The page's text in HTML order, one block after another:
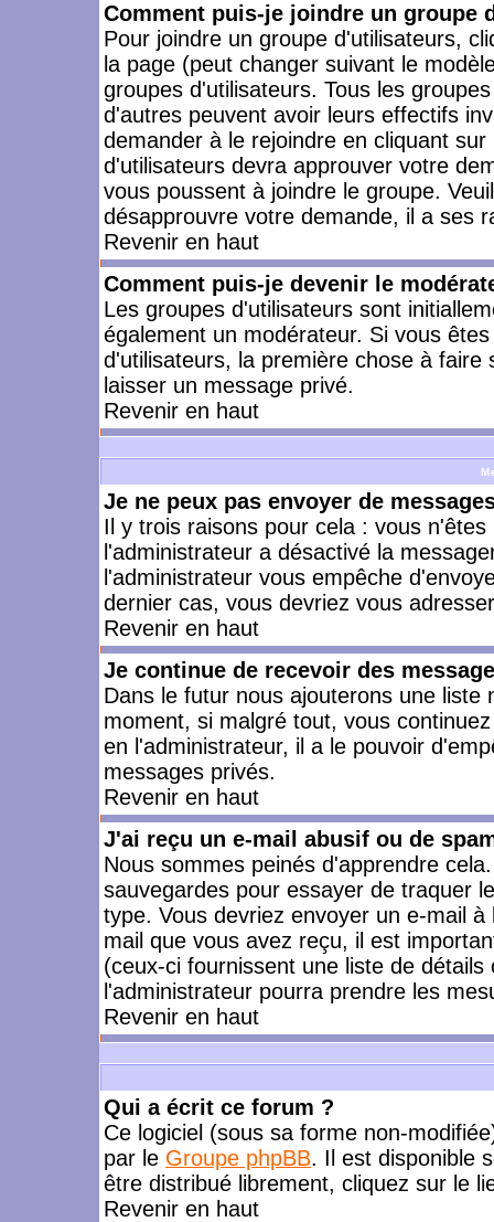
Comment puis-je joindre un groupe
Pour joindre un groupe d'utilisateurs,
la page (peut changer suivant le
groupes d'utilisateurs. Tous les
d'autres peuvent avoir leurs effectifs
demander à le rejoindre en cliquant
d'utilisateurs devra approuver votre
vous poussent à joindre le groupe.
désapprouvre votre demande, il a ses
Revenir en haut
Comment puis-je devenir le
Les groupes d'utilisateurs sont
également un modérateur. Si vous
d'utilisateurs, la première chose à
laisser un message privé.
Revenir en haut
Je ne peux pas envoyer de
Il y trois raisons pour cela : vous
l'administrateur a désactivé la
l'administrateur vous empêche
dernier cas, vous devriez vous
Revenir en haut
Je continue de recevoir des
Dans le futur nous ajouterons une
moment, si malgré tout, vous
en l'administrateur, il a le pouvoir
messages privés.
Revenir en haut
J'ai reçu un e-mail abusif ou de
Nous sommes peinés d'apprendre
sauvegardes pour essayer de traquer
type. Vous devriez envoyer un e-mail
mail que vous avez reçu, il est
(ceux-ci fournissent une liste de
l'administrateur pourra prendre les
Revenir en haut
Qui a écrit ce forum ?
Ce logiciel (sous sa forme non-
par le Groupe phpBB. Il est disponible
être distribué librement, cliquez sur le
Revenir en haut